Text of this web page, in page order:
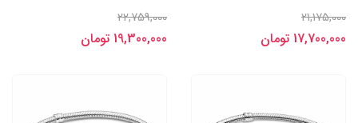
21,175,000
17,700,000 تومان
22,759,000
19,300,000 تومان